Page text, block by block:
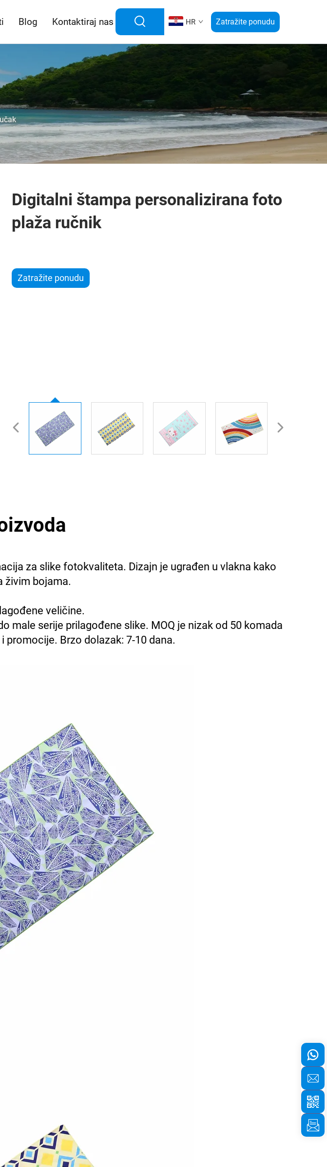
Blog Kontaktiraj nas HR Zatražite ponudu
Digitalni štampa personalizirana foto
plaža ručnik
Zatražite ponudu
za slike fotokvaliteta. Dizajn je ugrađen u vlakna kako
živim bojama.
veličine.
male serije prilagođene slike. MOQ je nizak od 50 komada
promocije. Brzo dolazak: 7-10 dana.